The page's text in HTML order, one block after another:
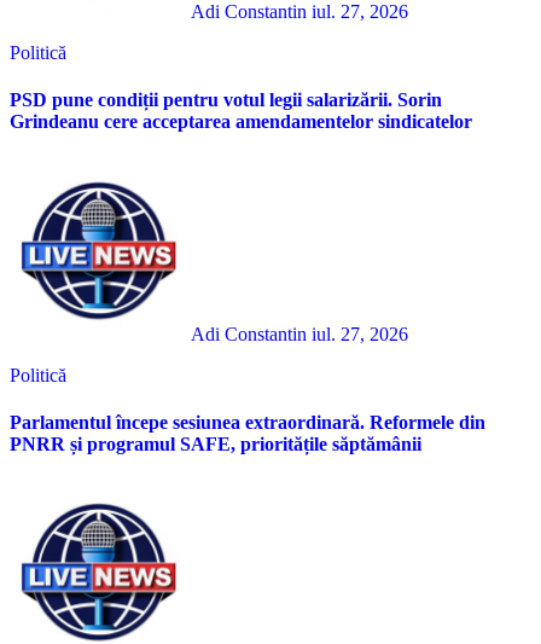
Adi Constantin iul. 27, 2026
Politică
PSD pune condiții pentru votul legii salarizării. Sorin
Grindeanu cere acceptarea amendamentelor sindicatelor
Adi Constantin iul. 27, 2026
Politică
Parlamentul începe sesiunea extraordinară. Reformele din
PNRR și programul SAFE, prioritățile săptămânii